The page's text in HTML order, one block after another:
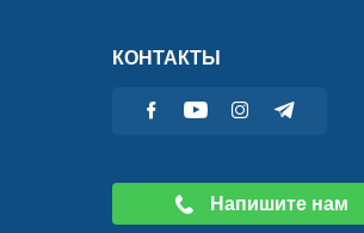
КОНТАКТЫ
Напишите нам